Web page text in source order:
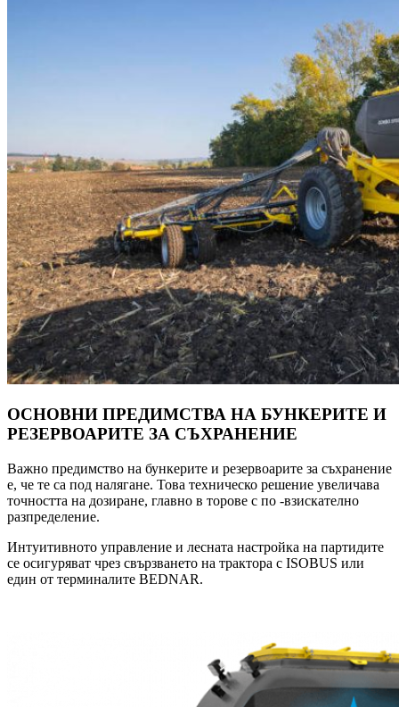
ОСНОВНИ ПРЕДИМСТВА НА БУНКЕРИТЕ И
РЕЗЕРВОАРИТЕ ЗА СЪХРАНЕНИЕ
Важно предимство на бункерите и резервоарите за съхранение
е, че те са под налягане. Това техническо решение увеличава
точността на дозиране, главно в торове с по -взискателно
разпределение.
Интуитивното управление и лесната настройка на партидите
се осигуряват чрез свързването на трактора с ISOBUS или
един от терминалите BEDNAR.